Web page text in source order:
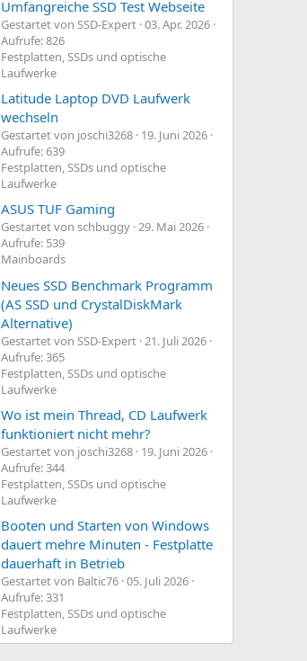
Umfangreiche SSD Test Webseite
Gestartet von SSD-Expert 03. Apr. 2026
Aufrufe: 826
Festplatten, SSDs und optische
Laufwerke
Latitude Laptop DVD Laufwerk
wechseln
Gestartet von joschi3268 19. Juni 2026
Aufrufe: 639
Festplatten, SSDs und optische
Laufwerke
ASUS TUF Gaming
Gestartet von schbuggy 29. Mai 2026
Aufrufe: 539
Mainboards
Neues SSD Benchmark Programm
(AS SSD und CrystalDiskMark
Alternative)
Gestartet von SSD-Expert 21. Juli 2026
Aufrufe: 365
Festplatten, SSDs und optische
Laufwerke
Wo ist mein Thread, CD Laufwerk
funktioniert nicht mehr?
Gestartet von joschi3268 19. Juni 2026
Aufrufe: 344
Festplatten, SSDs und optische
Laufwerke
Booten und Starten von Windows
dauert mehre Minuten - Festplatte
dauerhaft in Betrieb
Gestartet von Baltic76 05. Juli 2026
Aufrufe: 331
Festplatten, SSDs und optische
Laufwerke